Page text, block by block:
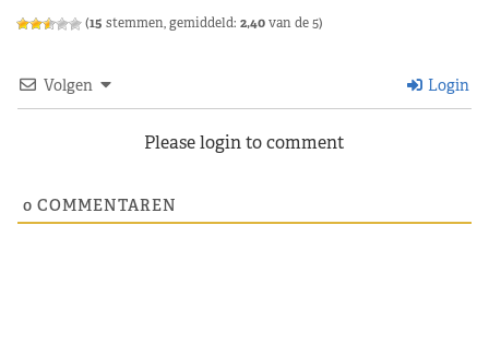
(15 stemmen, gemiddeld: 2,40van de 5)
Volgen Login
Please login to comment
0 COMMENTAREN